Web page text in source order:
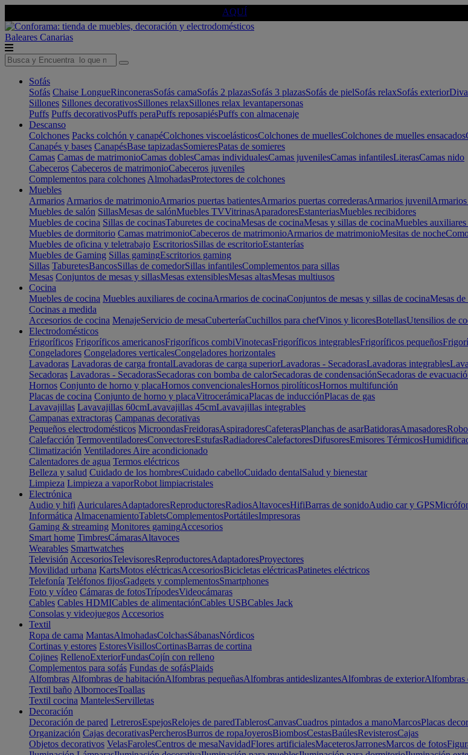
AQUÍ
Baleares Canarias
Sofás
Sofás Chaise LongueRinconerasSofás camaSofás 2 plazasSofás 3 plazasSofás de pielSofás relaxSofás exterior
Sillones Sillones decorativosSillones relaxSillones relax levantapersonas
Puffs Puffs decorativosPuffs peraPuffs reposapiésPuffs con almacenaje
Descanso
Colchones Packs colchón y canapéColchones viscoelásticosColchones de muellesColchones de muelles ensacados
Canapés y bases CanapésBase tapizadasSomieresPatas de somieres
Camas Camas de matrimonioCamas doblesCamas individualesCamas juvenilesCamas infantilesLiterasCamas nido
Cabeceros Cabeceros de matrimonioCabeceros juveniles
Complementos para colchones AlmohadasProtectores de colchones
Muebles
Armarios Armarios de matrimonioArmarios puertas batientesArmarios puertas correderasArmarios juvenil
Muebles de salón SillasMesas de salónMuebles TVVitrinasAparadoresEstanteriasMuebles recibidores
Muebles de cocina Sillas de cocinasTaburetes de cocinaMesas de cocinaMesas y sillas de cocinaMuebles auxiliares
Muebles de dormitorio Camas matrimonioCabeceros de matrimonioArmarios de matrimonioMesitas de noche
Muebles de oficina y teletrabajo EscritoriosSillas de escritorioEstanterías
Muebles de Gaming Sillas gamingEscritorios gaming
Sillas TaburetesBancosSillas de comedorSillas infantilesComplementos para sillas
Mesas Conjuntos de mesas y sillasMesas extensiblesMesas altasMesas multiusos
Cocina
Muebles de cocina Muebles auxiliares de cocinaArmarios de cocinaConjuntos de mesas y sillas de cocinaMesas de
Cocinas a medida
Accesorios de cocina MenajeServicio de mesaCuberteríaCuchillos para chefVinos y licoresBotellasUtensilios de
Electrodomésticos
Frigoríficos Frigoríficos americanosFrigoríficos combiVinotecasFrigoríficos integrablesFrigoríficos pequeños
Congeladores Congeladores verticalesCongeladores horizontales
Lavadoras Lavadoras de carga frontalLavadoras de carga superiorLavadoras - SecadorasLavadoras integrables
Secadoras Lavadoras - SecadorasSecadoras con bomba de calorSecadoras de condensaciónSecadoras de
Hornos Conjunto de horno y placaHornos convencionalesHornos pirolíticosHornos multifunción
Placas de cocina Conjunto de horno y placaVitrocerámicaPlacas de inducciónPlacas de gas
Lavavajillas Lavavajillas 60cmLavavajillas 45cmLavavajillas integrables
Campanas extractoras Campanas decorativas
Pequeños electrodomésticos MicroondasFreidorasAspiradoresCafeterasPlanchas de asarBatidorasAmasadores
Calefacción TermoventiladoresConvectoresEstufasRadiadoresCalefactoresDifusoresEmisores Térmicos
Climatización Ventiladores Aire acondicionado
Calentadores de agua Termos eléctricos
Belleza y salud Cuidado de los hombresCuidado cabelloCuidado dentalSalud y bienestar
Limpieza Limpieza a vaporRobot limpiacristales
Electrónica
Audio y hifi AuricularesAdaptadoresReproductoresRadiosAltavocesHifiBarras de sonidoAudio car y GPS
Informática AlmacenamientoTabletsComplementosPortátilesImpresoras
Gaming & streaming Monitores gamingAccesorios
Smart home TimbresCámarasAltavoces
Wearables Smartwatches
Televisión AccesoriosTelevisoresReproductoresAdaptadoresProyectores
Movilidad urbana KartsMotos eléctricasAccesoriosBicicletas eléctricasPatinetes eléctricos
Telefonía Teléfonos fijosGadgets y complementosSmartphones
Foto y vídeo Cámaras de fotosTrípodesVideocámaras
Cables Cables HDMICables de alimentaciónCables USBCables Jack
Consolas y videojuegos Accesorios
Textil
Ropa de cama MantasAlmohadasColchasSábanasNórdicos
Cortinas y estores EstoresVisillosCortinasBarras de cortina
Cojines RellenoExteriorFundasCojín con relleno
Complementos para sofás Fundas de sofásPlaids
Alfombras Alfombras de habitaciónAlfombras pequeñasAlfombras antideslizantesAlfombras de exteriorAlfombras
Textil baño AlbornocesToallas
Textil cocina MantelesServilletas
Decoración
Decoración de pared LetrerosEspejosRelojes de paredTablerosCanvasCuadros pintados a manoMarcosPlacas
Organización Cajas decorativasPercherosBurros de ropaJoyerosBiombosCestasBaúlesRevisterosCajas
Objetos decorativos VelasFarolesCentros de mesaNavidadFlores artificialesMaceterosJarronesMarcos de fotos